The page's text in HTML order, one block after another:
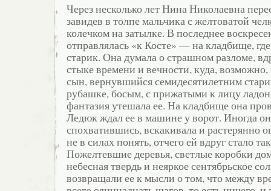
Через несколько лет Нина Николаевна
завидев в толпе мальчика с желтоватой
колечком на затылке. В последнее
отправлялась «к Косте» — на кладбище,
старик. Она думала о страшном разломе,
стыке времени и вечности, куда, возможно,
сын, вернувшийся семидесятилетним
рубашке, босым, с прижатыми к лицу
фантазия утешала ее. На кладбище она
Ледюк ждал ее в машине у ворот. Иногда
спохватившись, вскакивала и растерянно
не в силах понять, отчего ей вдруг стало
Пожелтевшие деревья, светлые коробки
небесная твердь и неяркое сентябрьское
возвращали ее к мысли о том, что между